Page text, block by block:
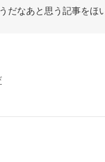
だなあと思う記事をほ